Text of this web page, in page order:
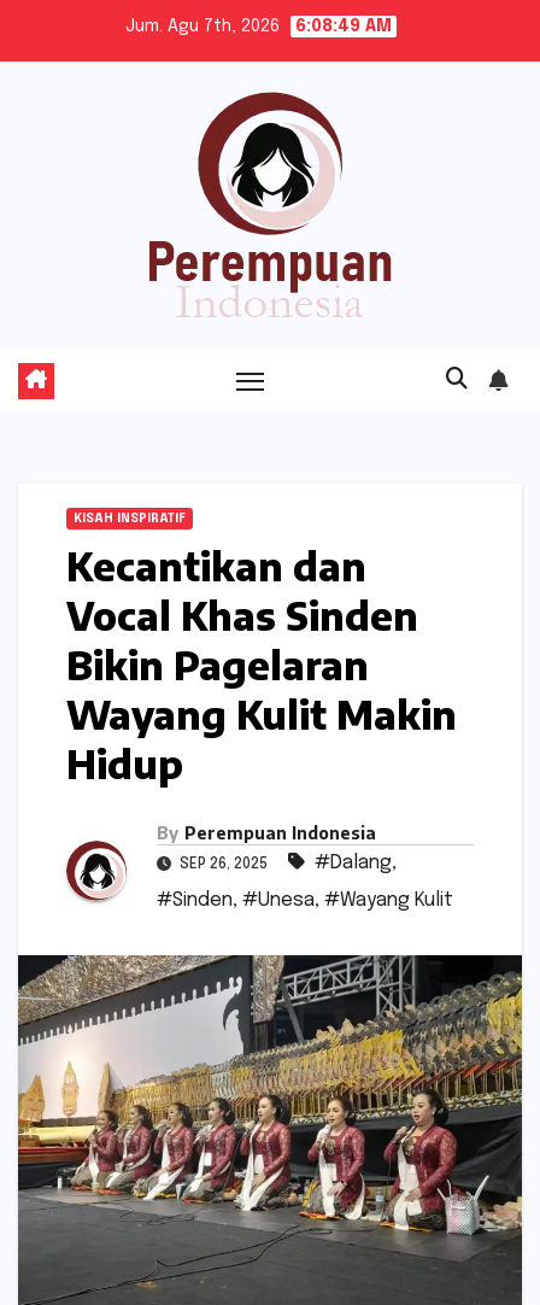
Jum. Agu 7th, 2026 6:08:50 AM
KISAH INSPIRATIF
Kecantikan dan
Vocal Khas Sinden
Bikin Pagelaran
Wayang Kulit Makin
Hidup
By Perempuan Indonesia
SEP 26, 2025 #Dalang,
#Sinden, #Unesa, #Wayang Kulit